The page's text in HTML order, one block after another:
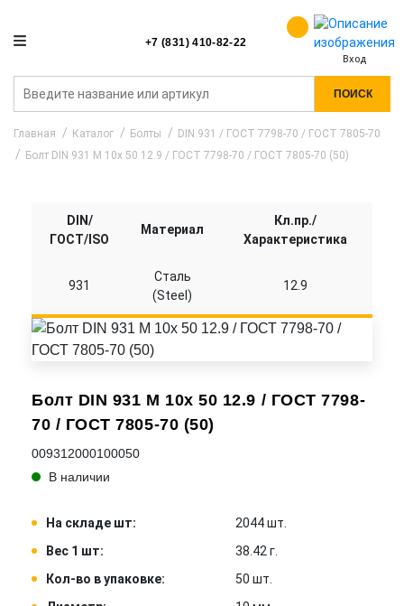
+7 (831) 410-82-22
Вход
ПОИСК
Главная Каталог Болты
DIN 931 / ГОСТ 7798-70 / ГОСТ 7805-70
Болт DIN 931 M 10x 50 12.9 / ГОСТ 7798-70 / ГОСТ 7805-70 (50)
Болт DIN 931 M 10x 50 12.9 / ГОСТ 7798-
70 / ГОСТ 7805-70 (50)
009312000100050
В наличии
На складе шт:
2044 шт.
Вес 1 шт:
38.42 г.
Кол-во в упаковке:
50 шт.
DIN/
ГОСТ/ISO
Материал
Кл.пр./
Характеристика
931
Сталь
(Steel)
12.9